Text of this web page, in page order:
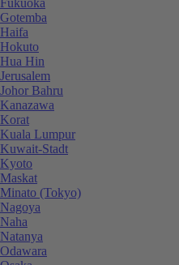
Gotemba
Haifa
Hokuto
Hua Hin
Jerusalem
Johor Bahru
Kanazawa
Korat
Kuala Lumpur
Kuwait-Stadt
Kyoto
Maskat
Minato (Tokyo)
Nagoya
Naha
Natanya
Odawara